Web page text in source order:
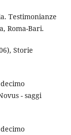
Testimonianze
Roma-Bari.
Storie
- saggi